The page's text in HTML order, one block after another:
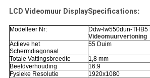
LCD Videomuur DisplaySpecifications:
Modelleer Nr: Ddw-lw550dun-THB5
Videomuurvertoning
Actieve het
Schermdiagonaal
55 Duim
Totale Vattingsbreedte
1,8 mm
Beeldverhouding
16:9
Fysieke Resolutie
1920x1080